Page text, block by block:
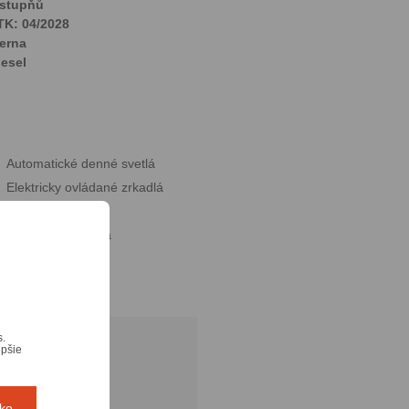
04/2028
Automatické denné svetlá
Elektricky ovládané zrkadlá
Posilovač riadenia